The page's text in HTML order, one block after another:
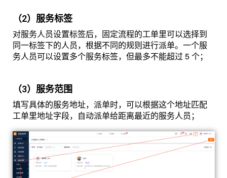
（2）服务标签
对服务人员设置标签后，固定流程的工单里可以选择到
同一标签下的人员，根据不同的规则进行派单。一个服
务人员可以设置多个服务标签，但最多不能超过 5 个；
（3）服务范围
填写具体的服务地址，派单时，可以根据这个地址匹配
工单里地址字段，自动派单给距离最近的服务人员；